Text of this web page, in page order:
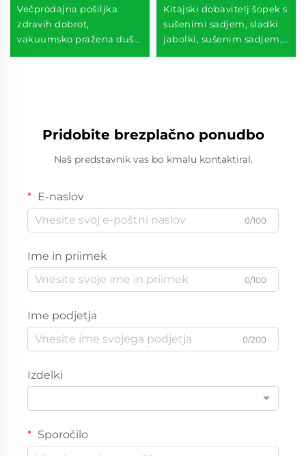
Večprodajna pošiljka
zdravih dobrot,
vakuumsko pražena duša,
Kitajski dobavitelj šopek s
sušenimi sadjem, sladki
jabolki, sušenim sadjem,
Pridobite brezplačno ponudbo
Naš predstavnik vas bo kmalu kontaktiral.
E-naslov
0/100
Ime in priimek
0/100
Ime podjetja
0/200
Izdelki
Sporočilo